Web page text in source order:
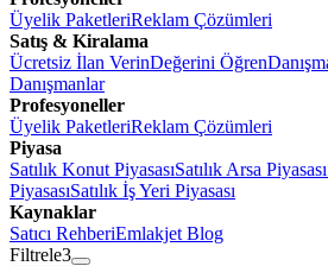
Üyelik PaketleriReklam Çözümleri
Satış & Kiralama
Ücretsiz İlan VerinDeğerini Öğren
Danışmanlar
Profesyoneller
Üyelik PaketleriReklam Çözümleri
Piyasa
Satılık Konut PiyasasıSatılık Arsa Piyasası
PiyasasıSatılık İş Yeri Piyasası
Kaynaklar
Satıcı RehberiEmlakjet Blog
Filtrele3